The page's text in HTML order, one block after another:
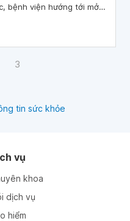
bệnh viện hướng tới mở
sóc sức khỏe toàn diện,
3
tin sức khỏe
vụ
khoa
dịch vụ
hiểm